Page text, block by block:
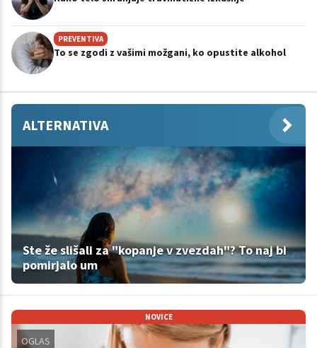
PREVENTIVA
To se zgodi z vašimi možgani, ko opustite alkohol
ALTERNATIVA
Ste že slišali za "kopanje v zvezdah"? To naj bi
pomirjalo um
NOVICE
OGLAS